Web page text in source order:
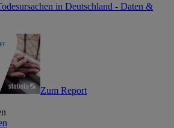
in Deutschland - Daten &
Zum Report